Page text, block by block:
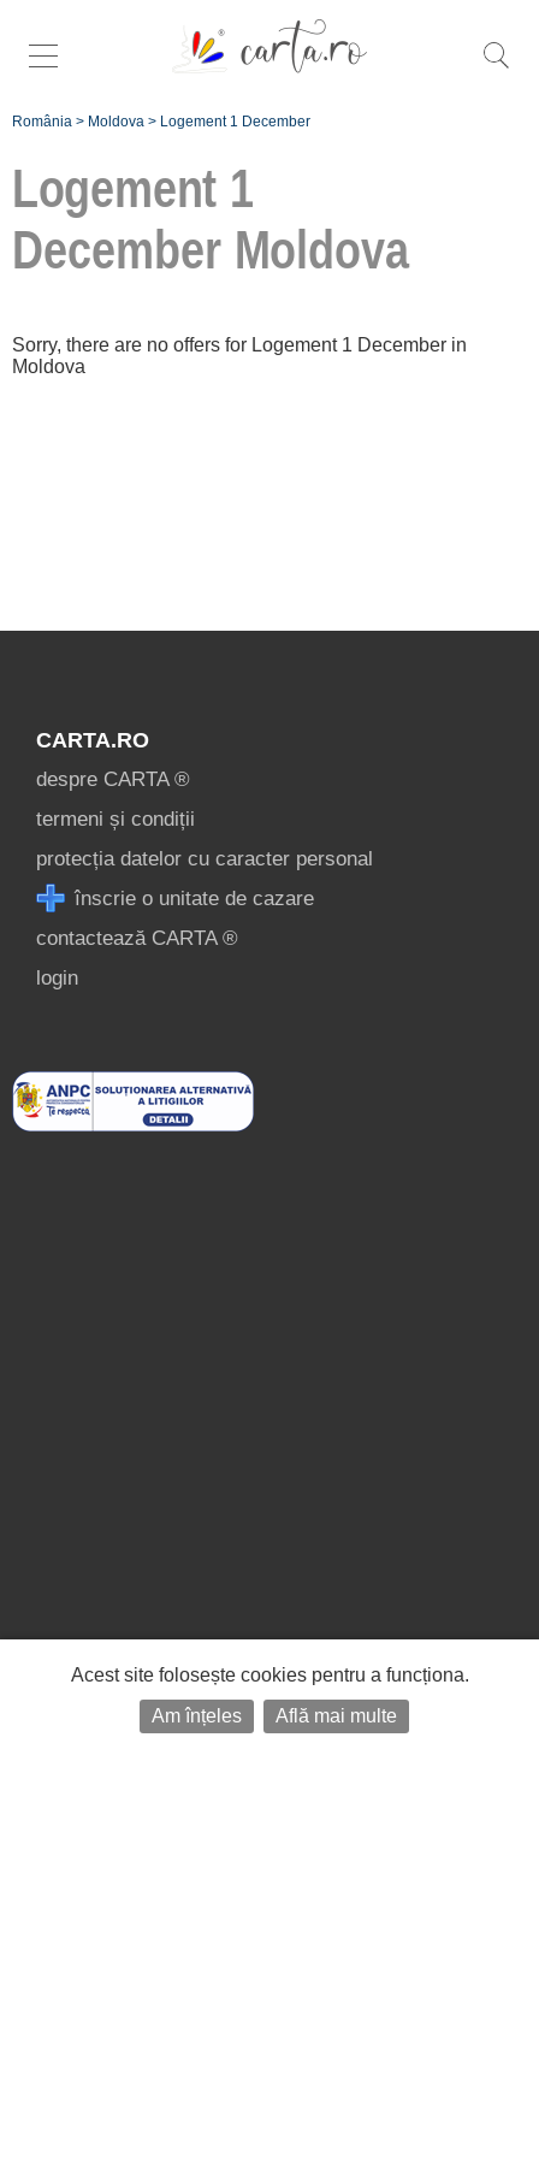
România > Moldova > Logement 1 December
Logement 1
December Moldova
Sorry, there are no offers for Logement 1 December in
Moldova
unitate de cazare
Voir toutes les
Moldova »
CARTA.RO
despre CARTA ®
termeni și condiții
protecția datelor cu caracter personal
înscrie o unitate de cazare
contactează CARTA ®
login
Acest site folosește cookies pentru a funcționa.
Am înțeles
Află mai multe